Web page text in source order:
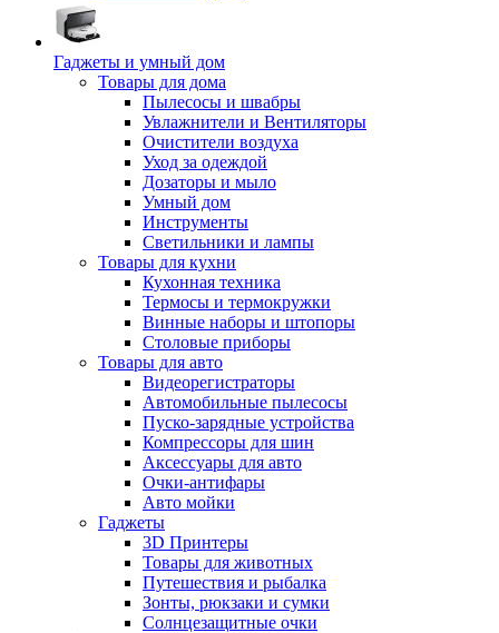
Гаджеты и умный дом
Товары для дома
Пылесосы и швабры
Увлажнители и Вентиляторы
Очистители воздуха
Уход за одеждой
Дозаторы и мыло
Умный дом
Инструменты
Светильники и лампы
Товары для кухни
Кухонная техника
Термосы и термокружки
Винные наборы и штопоры
Столовые приборы
Товары для авто
Видеорегистраторы
Автомобильные пылесосы
Пуско-зарядные устройства
Компрессоры для шин
Аксессуары для авто
Очки-антифары
Авто мойки
Гаджеты
3D Принтеры
Товары для животных
Путешествия и рыбалка
Зонты, рюкзаки и сумки
Солнцезащитные очки